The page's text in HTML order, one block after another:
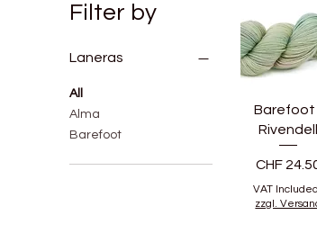
Filter by
Laneras
All
Alma
Barefoot
Barefoot
Rivendell
Price
CHF
VAT Included
zzgl.